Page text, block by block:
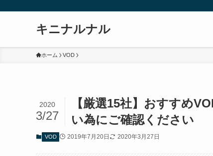
キニナルナル
ホーム VOD
【厳選15社】おすすめ
い為にご確認ください
2020
3/27
VOD 2019年7月20日 2020年3月27日